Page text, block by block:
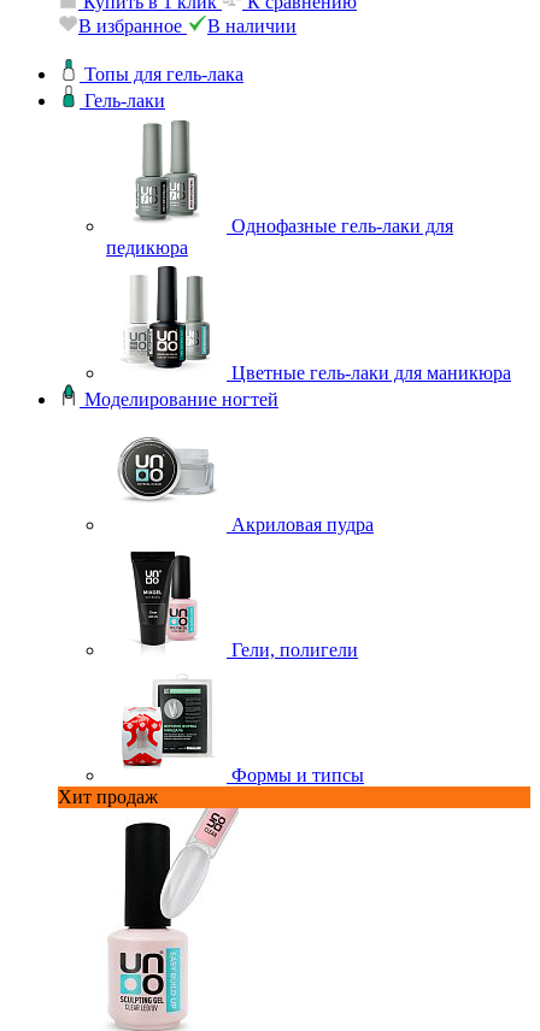
Купить в 1 клик
К сравнению
Топы для гель-лака
Гель-лаки
Однофазные гель-лаки для
педикюра
Цветные гель-лаки для маникюра
Моделирование ногтей
Акриловая пудра
Гели, полигели
Формы и типсы
Хит продаж